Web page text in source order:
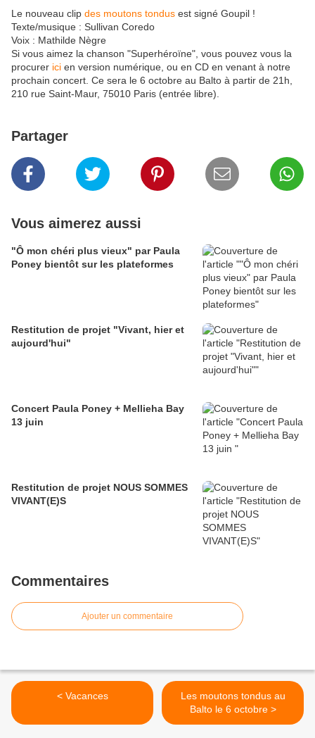
Le nouveau clip des moutons tondus est signé Goupil !
Texte/musique : Sullivan Coredo
Voix : Mathilde Nègre
Si vous aimez la chanson "Superhéroïne", vous pouvez vous la
procurer ici en version numérique, ou en CD en venant à notre
prochain concert. Ce sera le 6 octobre au Balto à partir de 21h,
210 rue Saint-Maur, 75010 Paris (entrée libre).
Partager
Vous aimerez aussi
"Ô mon chéri plus vieux" par Paula
Poney bientôt sur les plateformes
Restitution de projet "Vivant, hier et
aujourd'hui"
Concert Paula Poney + Mellieha Bay
13 juin
Restitution de projet NOUS SOMMES
VIVANT(E)S
Commentaires
Ajouter un commentaire
< Vacances
Les moutons tondus au
Balto le 6 octobre >